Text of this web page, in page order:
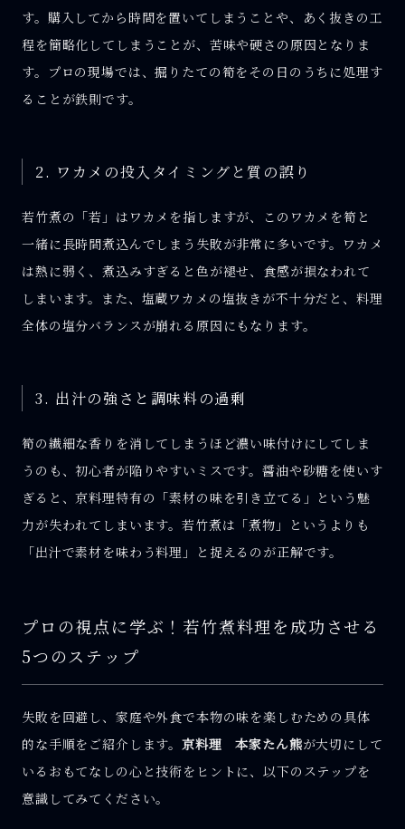
す。購入してから時間を置いてしまうことや、あく抜きの工
程を簡略化してしまうことが、苦味や硬さの原因となりま
す。プロの現場では、掘りたての筍をその日のうちに処理す
ることが鉄則です。
2. ワカメの投入タイミングと質の誤り
若竹煮の「若」はワカメを指しますが、このワカメを筍と
一緒に長時間煮込んでしまう失敗が非常に多いです。ワカメ
は熱に弱く、煮込みすぎると色が褪せ、食感が損なわれて
しまいます。また、塩蔵ワカメの塩抜きが不十分だと、料理
全体の塩分バランスが崩れる原因にもなります。
3. 出汁の強さと調味料の過剰
筍の繊細な香りを消してしまうほど濃い味付けにしてしま
うのも、初心者が陥りやすいミスです。醤油や砂糖を使いす
ぎると、京料理特有の「素材の味を引き立てる」という魅
力が失われてしまいます。若竹煮は「煮物」というよりも
「出汁で素材を味わう料理」と捉えるのが正解です。
プロの視点に学ぶ！若竹煮料理を成功させる
5つのステップ
失敗を回避し、家庭や外食で本物の味を楽しむための具体
的な手順をご紹介します。京料理 本家たん熊が大切にして
いるおもてなしの心と技術をヒントに、以下のステップを
意識してみてください。